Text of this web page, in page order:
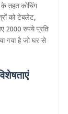
के तहत कोचिंग
को टेबलेट,
2000 रुपये प्रति
गया है जो घर से